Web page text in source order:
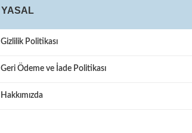
YASAL
Gizlilik Politikası
Geri Ödeme ve İade Politikası
Hakkımızda